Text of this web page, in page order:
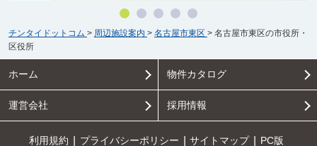
チンタイドットコム > 周辺施設案内 > 名古屋市東区 > 名古屋市東区の市役所・
区役所
ホーム 物件カタログ
運営会社 採用情報
利用規約 プライバシーポリシー サイトマップ PC版